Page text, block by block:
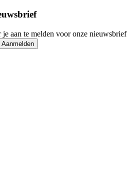
aan te melden voor onze nieuwsbrief
Aanmelden